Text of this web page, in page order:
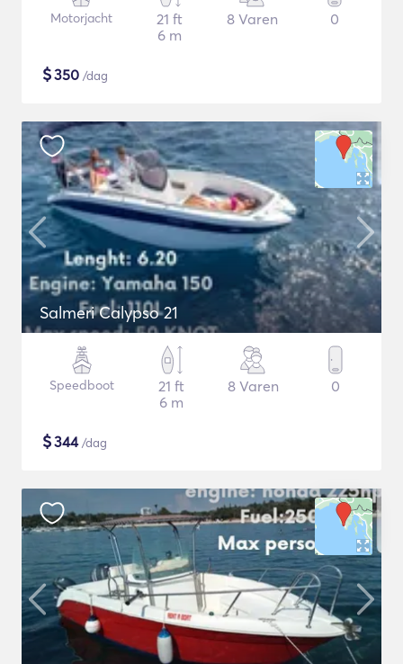
Motorjacht
21 ft
6 m
8 Varen 0
$350 /dag
Salmeri Calypso 21
Speedboot
21 ft
6 m
8 Varen 0
$344/dag